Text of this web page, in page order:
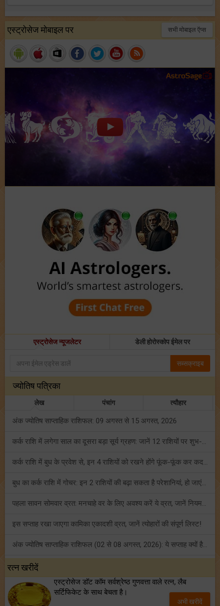
एस्ट्रोसेज मोबाइल पर सभी मोबाइल ऍप्स
एस्ट्रोसेज न्यूजलेटर डेली होरोस्कोप ईमेल पर
सब्सक्राइब
ज्योतिष पत्रिका
लेख पंचांग त्यौहार
अंक ज्योतिष साप्ताहिक राशिफल: 09 अगस्त से 15 अगस्त, 2026
कर्क राशि में लगेगा साल का दूसरा बड़ा सूर्य ग्रहण: जानें 12 राशियों पर शुभ-अशुभ प्रभाव!
कर्क राशि में बुध के प्रवेश से, इन 4 राशियों को रखने होंगे फूंक-फूंक कर कदम!
बुध का कर्क राशि में गोचर: इन 2 राशियों की बढ़ा सकता है परेशानियां, हो जाएं सावधान!
पहला सावन सोमवार व्रत: मनचाहे वर के लिए अवश्य करें ये व्रत, जानें नियम एवं पूजा विधि!
इस सप्ताह रखा जाएगा कामिका एकादशी व्रत, जानें त्योहारों की संपूर्ण लिस्ट!
अंक ज्योतिष साप्ताहिक राशिफल (02 से 08 अगस्त, 2026): ये सप्ताह क्यों है खास?
रत्न खरीदें
एस्ट्रोसेज डॉट कॉम सर्वश्रेष्ठ गुणवत्ता वाले रत्न, लैब
सर्टिफिकेट के साथ बेचता है।
अभी खरीदें